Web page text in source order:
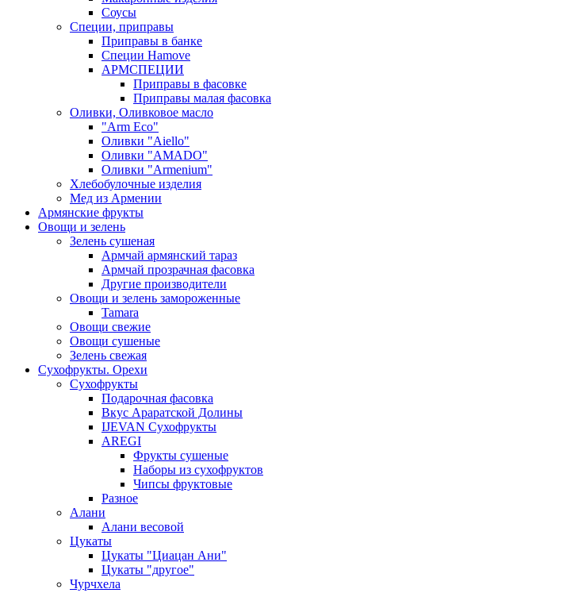
Соусы
Специи, приправы
Приправы в банке
Специи Hamove
АРМСПЕЦИИ
Приправы в фасовке
Приправы малая фасовка
Оливки, Оливковое масло
"Arm Eco"
Оливки "Aiello"
Оливки "AMADO"
Оливки "Armenium"
Хлебобулочные изделия
Мед из Армении
Армянские фрукты
Овощи и зелень
Зелень сушеная
Армчай армянский тараз
Армчай прозрачная фасовка
Другие производители
Овощи и зелень замороженные
Tamara
Овощи свежие
Овощи сушеные
Зелень свежая
Сухофрукты. Орехи
Сухофрукты
Подарочная фасовка
Вкус Араратской Долины
IJEVAN Сухофрукты
AREGI
Фрукты сушеные
Наборы из сухофруктов
Чипсы фруктовые
Разное
Алани
Алани весовой
Цукаты
Цукаты "Циацан Ани"
Цукаты "другое"
Чурчхела